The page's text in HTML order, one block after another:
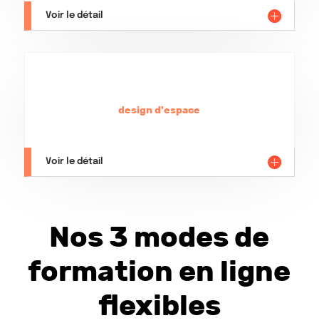
Voir le détail
design d'espace
Voir le détail
Nos 3 modes de
formation en ligne
flexibles